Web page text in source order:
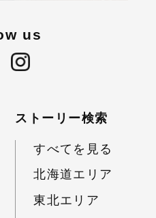
us
ストーリー検索
すべてを見る
北海道エリア
東北エリア